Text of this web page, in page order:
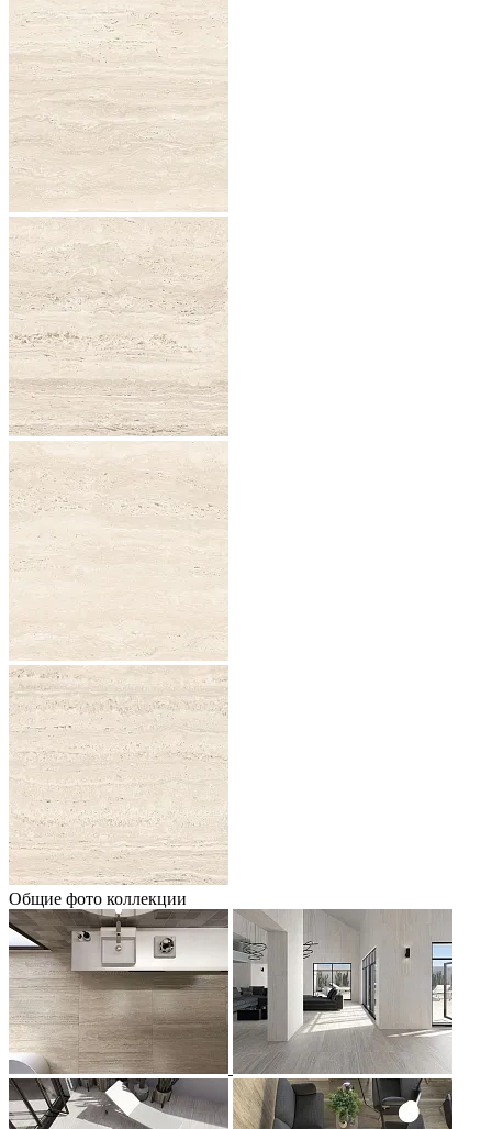
Общие фото коллекции